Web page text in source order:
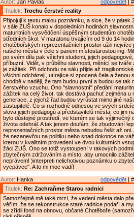
odpovědět |
Autor: Jan Pavlas
Titulek: Trochu čerstvé reality
Připojuji k textu malou poznámku, a sice, že v pátek
v sále ZUŠ konalo v dopoledních hodinách
maturitních vysvědčení úspěšným studentům
středních škol. V maratonu trvajícím od 9 do 14
chotěbořských reprezentačních prostor užili nejvíce
našeho města v čele s panem místostarostou ing.
po svém dílu pak všichni studenti, jejich
příbuzní. Vidět, v průběhu slavnosti, měnící se tváře
je zážitek. Při odchodu ze sálu přijde až
všichni odcházejí, utírajíce si zpocená čela a ženou
chodbě v naději, že tam budou první a budou se tak
čerstvého vzuchu. Ono "slavnostní" předání
zážitek na celý život, tak dostává pachuť zejména u
generace, z jejichž řad budou vyrůstat mimo jiné
zastupitelé. Co si rozhodně odnesou ve svých
slova jejich pedagogů a představitelů města, co jim
bylo důstojné prostředí, ve kterém se tak výjimečný
života odehrál. A tak jenom doufám, že zbudování
reprezentačních prostor města nebudou řešit až oni.
že nezanevřou na politiku nebo snad dokonce na
kterou v kvalitním provedení ve dvou kulturních
žáci ZUŠ. Ono se totiž vystoupení v takových
zbytečným zdržováním a místo, aby umocnilo
neprávem! )interpreti nelichotivou poznámku o
vycpávce". A to mi moc vadí!
odpovědět |
Autor: Hanka
Titulek: Re: Zachraňme Starou radnici
Samozřejmě mě také mrzí, že vedení města dalo
věřím, že se rekonstrukce staré radnice podaří a
se zřídil fond na obnovu, občané Chotěboře